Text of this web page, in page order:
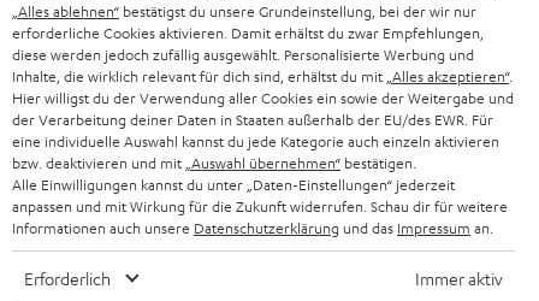
„Der Klang ist einfach großartig…“
www.appgefahren.de
21.10.2020
Mehr...
„Alles ablehnen“ bestätigst du unsere Grundeinstellung, bei der wir nur
erforderliche Cookies aktivieren. Damit erhältst du zwar Empfehlungen,
diese werden jedoch zufällig ausgewählt. Personalisierte Werbung und
Inhalte, die wirklich relevant für dich sind, erhältst du mit „Alles akzeptieren“.
Hier willigst du der Verwendung aller Cookies ein sowie der Weitergabe und
der Verarbeitung deiner Daten in Staaten außerhalb der EU/des EWR. Für
eine individuelle Auswahl kannst du jede Kategorie auch einzeln aktivieren
bzw. deaktivieren und mit „Auswahl übernehmen“ bestätigen.
Alle Einwilligungen kannst du unter „Daten-Einstellungen“ jederzeit
anpassen und mit Wirkung für die Zukunft widerrufen. Schau dir für weitere
Informationen auch unsere Datenschutzerklärung und das Impressum an.
Erforderlich Immer aktiv